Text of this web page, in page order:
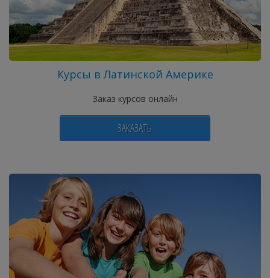
Курсы в Латинской Америке
Заказ курсов онлайн
ЗАКАЗАТЬ